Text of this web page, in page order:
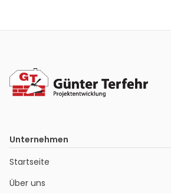
Unternehmen
Startseite
Über uns